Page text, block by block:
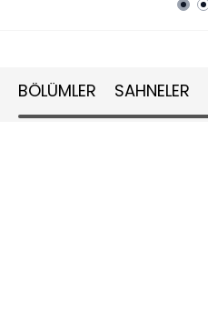
BÖLÜMLER SAHNELER